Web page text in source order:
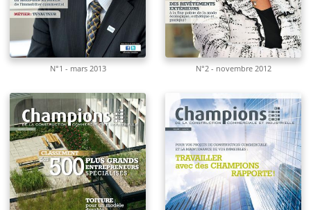
N°1 - mars 2013 N°2 - novembre 2012